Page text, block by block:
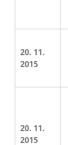
20. 11.
2015
20. 11.
2015